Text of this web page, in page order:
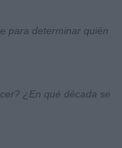
para determinar quién
¿En qué década se